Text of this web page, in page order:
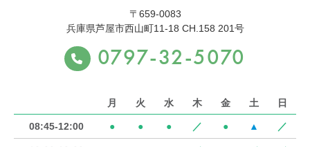
〒659-0083
兵庫県芦屋市西山町11-18 CH.158 201号
0797-32-5070
月 火 水 木 金 土 日
08:45-12:00 ● ● ● ／ ● ▲ ／